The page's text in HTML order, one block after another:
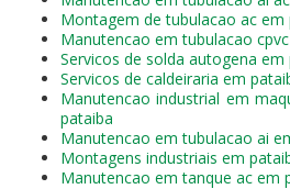
Montagem de tubulacao ac em
Manutencao em tubulacao
Servicos de solda autogena em
Servicos de caldeiraria em
Manutencao industrial em
pataiba
Manutencao em tubulacao ai
Montagens industriais em
Manutencao em tanque ac em